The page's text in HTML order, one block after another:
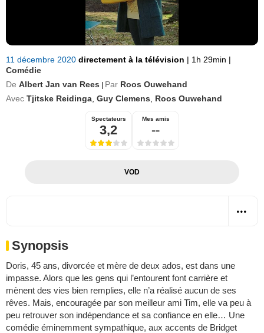
11 décembre 2020 directement à la télévision | 1h 29min |
Comédie
De Albert Jan van Rees Par Roos Ouwehand
Avec Tjitske Reidinga Guy Clemens Roos Ouwehand
Spectateurs
3,2
Mes amis
--
VOD
Synopsis
Doris, 45 ans, divorcée et mère de deux ados, est dans une
impasse. Alors que les gens qui l’entourent font carrière et
mènent des vies bien remplies, elle n’a réalisé aucun de ses
rêves. Mais, encouragée par son meilleur ami Tim, elle va peu à
peu retrouver son indépendance et sa confiance en elle… Une
comédie éminemment sympathique, aux accents de Bridget